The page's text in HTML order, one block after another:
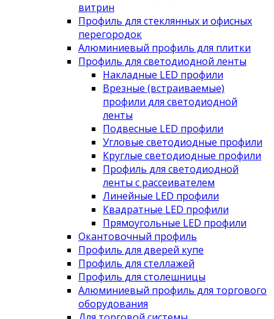
витрин
Профиль для стеклянных и офисных
перегородок
Алюминиевый профиль для плитки
Профиль для светодиодной ленты
Накладные LED профили
Врезные (встраиваемые)
профили для светодиодной
ленты
Подвесные LED профили
Угловые светодиодные профили
Круглые светодиодные профили
Профиль для светодиодной
ленты с рассеивателем
Линейные LED профили
Квадратные LED профили
Прямоугольные LED профили
Окантовочный профиль
Профиль для дверей купе
Профиль для стеллажей
Профиль для столешницы
Алюминиевый профиль для торгового
оборудования